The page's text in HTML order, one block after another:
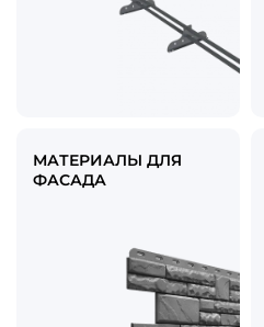
МАТЕРИАЛЫ ДЛЯ
ФАСАДА